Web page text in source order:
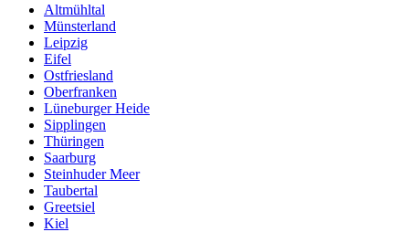
Altmühltal
Münsterland
Leipzig
Eifel
Ostfriesland
Oberfranken
Lüneburger Heide
Sipplingen
Thüringen
Saarburg
Steinhuder Meer
Taubertal
Greetsiel
Kiel